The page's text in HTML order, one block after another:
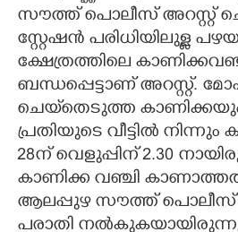
CARTOONS
LITERATURE
ZOOM
CONTACT US
സൗത്ത് പൊലീസ് അറസ്റ്റ്
സ്റ്റേഷൻ പരിധിയിലുള്ള
ക്ഷേത്രത്തിലെ
ബന്ധപ്പെട്ടാണ് അറസ്റ്റ്.
ചെയ്‌തെടുത്ത
പ്രതിയുടെ വീട്ടിൽ നിന്നും
28ന് വെളുപ്പിന് 2.30
കാണിക്ക വഞ്ചി
ആലപ്പുഴ സൗത്ത് പൊലീസ്
പരാതി